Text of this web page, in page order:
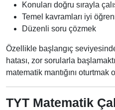
Konuları doğru sırayla
Temel kavramları iyi
Düzenli soru çözmek
Özellikle başlangıç
hatası, zor sorularla
matematik mantığını oturtmak
TYT Matematik